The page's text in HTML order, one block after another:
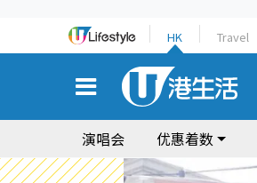
HK Travel
演唱会 优惠着数